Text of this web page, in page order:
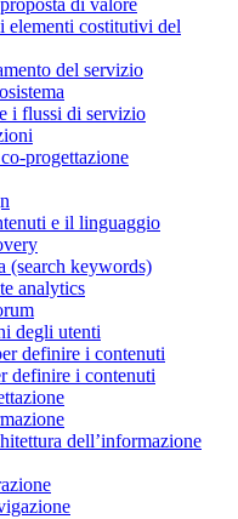
elementi costitutivi del
del servizio
i flussi di servizio
progettazione
e il linguaggio
(search keywords)
analytics
degli utenti
definire i contenuti
definire i contenuti
dell’informazione